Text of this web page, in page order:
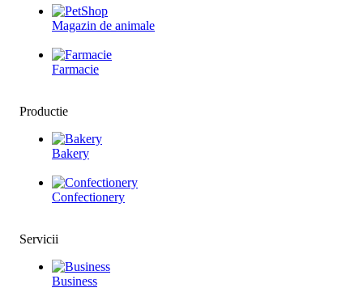
Magazin de animale
Farmacie
Productie
Bakery
Confectionery
Servicii
Business